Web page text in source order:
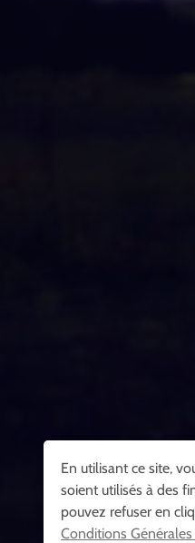
En utilisant ce site,
soient utilisés à des
pouvez refuser en
Conditions Générales